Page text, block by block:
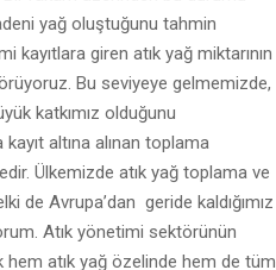
yağ oluştuğunu tahmin
kayıtlara giren atık yağ miktarının
Bu seviyeye gelmemizde,
katkımız olduğunu
altına alınan toplama
Ülkemizde atık yağ toplama ve
de Avrupa’dan geride kaldığımız
Atık yönetimi sektörünün
atık yağ özelinde hem de tüm